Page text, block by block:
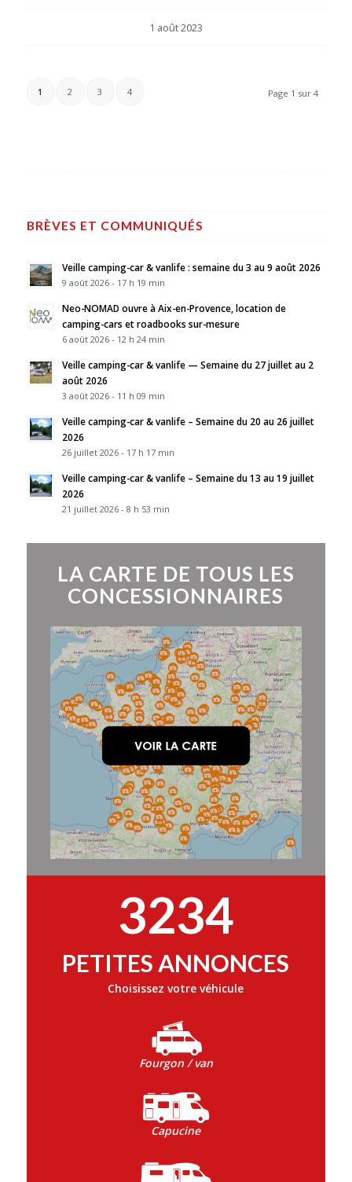
1 août 2023
Page 1 sur 4
1 2 3 4
BRÈVES ET COMMUNIQUÉS
Veille camping-car & vanlife : semaine du 3 au 9 août 2026
9 août 2026 - 17 h 19 min
Neo-NOMAD ouvre à Aix-en-Provence, location de
camping-cars et roadbooks sur-mesure
6 août 2026 - 12 h 24 min
Veille camping-car & vanlife — Semaine du 27 juillet au 2
août 2026
3 août 2026 - 11 h 09 min
Veille camping-car & vanlife – Semaine du 20 au 26 juillet
2026
26 juillet 2026 - 17 h 17 min
Veille camping-car & vanlife – Semaine du 13 au 19 juillet
2026
21 juillet 2026 - 8 h 53 min
LA CARTE DE TOUS LES
CONCESSIONNAIRES
3234
PETITES ANNONCES
Choisissez votre véhicule
Fourgon / van
Capucine